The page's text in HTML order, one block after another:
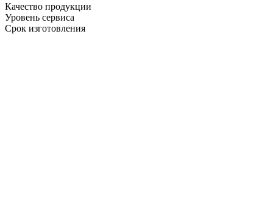
Качество продукции
Уровень сервиса
Срок изготовления